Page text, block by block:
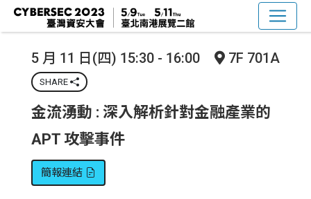
5 月 11 日(四) 15:30 - 16:00 7F 701A
SHARE
金流湧動 : 深入解析針對金融產業的
APT 攻擊事件
簡報連結